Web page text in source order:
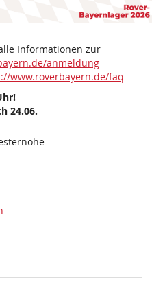
Informationen zur
anmeldung
www.roverbayern.de/faq
24.06.